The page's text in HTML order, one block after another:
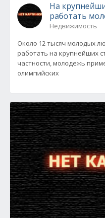
На
работать
Недвижимость
Около 12 тысяч молодых
работать на крупнейших
частности, молодежь
олимпийских